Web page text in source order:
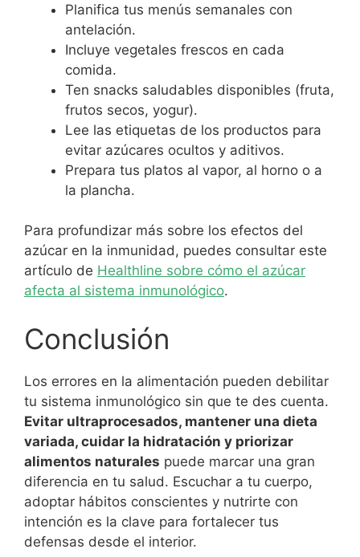
Planifica tus menús semanales con
antelación.
Incluye vegetales frescos en cada
comida.
Ten snacks saludables disponibles (fruta,
frutos secos, yogur).
Lee las etiquetas de los productos para
evitar azúcares ocultos y aditivos.
Prepara tus platos al vapor, al horno o a
la plancha.
Para profundizar más sobre los efectos del
azúcar en la inmunidad, puedes consultar este
artículo de Healthline sobre cómo el azúcar
afecta al sistema inmunológico.
Conclusión
Los errores en la alimentación pueden debilitar
tu sistema inmunológico sin que te des cuenta.
Evitar ultraprocesados, mantener una dieta
variada, cuidar la hidratación y priorizar
alimentos naturales puede marcar una gran
diferencia en tu salud. Escuchar a tu cuerpo,
adoptar hábitos conscientes y nutrirte con
intención es la clave para fortalecer tus
defensas desde el interior.